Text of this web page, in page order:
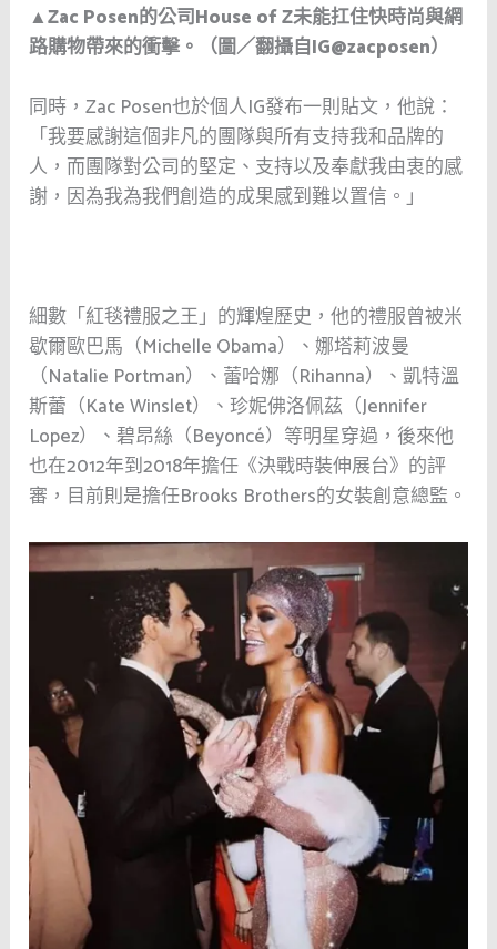
▲Zac Posen的公司House of Z未能扛住快時尚與網
路購物帶來的衝擊。（圖／翻攝自IG@zacposen）
同時，Zac Posen也於個人IG發布一則貼文，他說：
「我要感謝這個非凡的團隊與所有支持我和品牌的
人，而團隊對公司的堅定、支持以及奉獻我由衷的感
謝，因為我為我們創造的成果感到難以置信。」
細數「紅毯禮服之王」的輝煌歷史，他的禮服曾被米
歇爾歐巴馬（Michelle Obama）、娜塔莉波曼
（Natalie Portman）、蕾哈娜（Rihanna）、凱特溫
斯蕾（Kate Winslet）、珍妮佛洛佩茲（Jennifer
Lopez）、碧昂絲（Beyoncé）等明星穿過，後來他
也在2012年到2018年擔任《決戰時裝伸展台》的評
審，目前則是擔任Brooks Brothers的女裝創意總監。